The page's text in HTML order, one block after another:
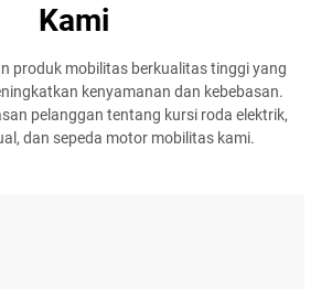
Kami
produk mobilitas berkualitas tinggi yang
kenyamanan dan kebebasan.
pelanggan tentang kursi roda elektrik,
dan sepeda motor mobilitas kami.